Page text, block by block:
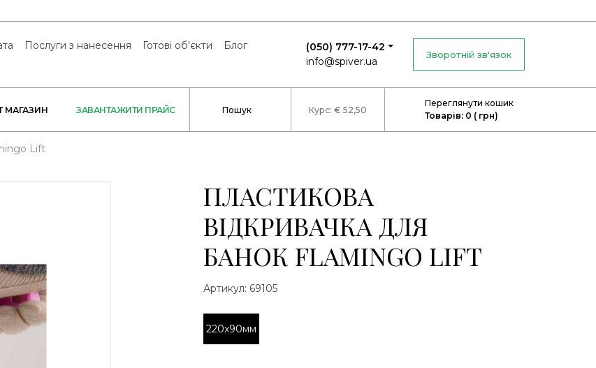
Послуги з нанесення Готові об'єкти
Блог
(050) 777-17-42
info@spiver.ua
Зворотній зв'язок
МАГАЗИН ЗАВАНТАЖИТИ ПРАЙС Курс: € 52,50
Переглянути кошик
Товарів: 0 ( грн)
Lift
ПЛАСТИКОВА
ВІДКРИВАЧКА ДЛЯ
БАНОК FLAMINGO LIFT
Артикул: 69105
220x90мм